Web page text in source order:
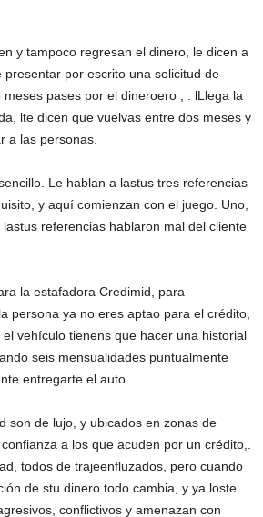
y tampoco regresan el dinero, le dicen a
presentar por escrito una solicitud de
pases por el dineroero , . lLlega la
lte dicen que vuelvas entre dos meses y
a las personas.
Le hablan a lastus tres referencias
y aquí comienzan con el juego. Uno,
referencias hablaron mal del cliente
la estafadora Credimid, para
persona ya no eres aptao para el crédito,
vehículo tienens que hacer una historial
seis mensualidades puntualmente
entregarte el auto.
son de lujo, y ubicados en zonas de
a los que acuden por un crédito,.
todos de trajeenfluzados, pero cuando
de stu dinero todo cambia, y ya loste
conflictivos y amenazan con